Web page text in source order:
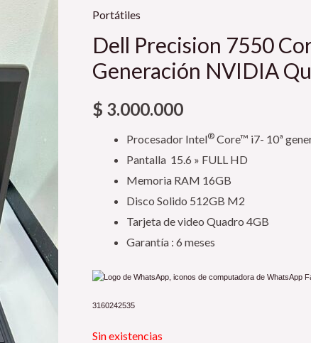
Portátiles
Dell Precision 7550
Generación NVIDIA
$ 3.000.000
Procesador Intel® Core™ i7- 10ª
Pantalla 15.6 » FULL HD
Memoria RAM 16GB
Disco Solido 512GB M2
Tarjeta de video Quadro 4GB
Garantía : 6 meses
3160242535
Sin existencias